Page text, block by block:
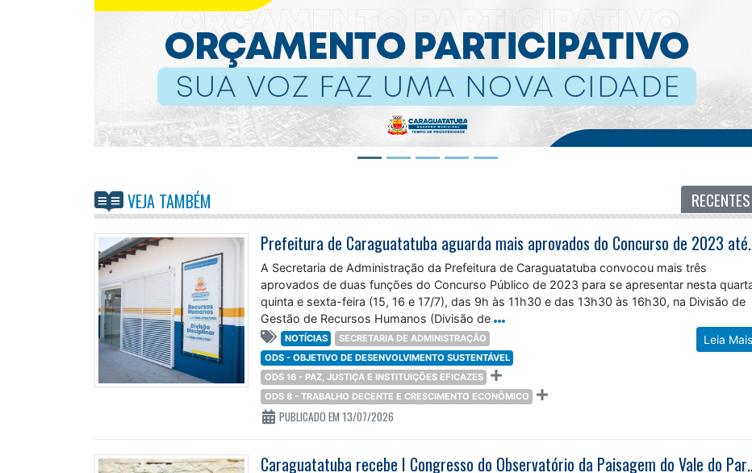
VEJA TAMBÉM RECENTES
A Secretaria de Administração da Prefeitura de Caraguatatuba convocou mais três
aprovados de duas funções do Concurso Público de 2023 para se apresentar nesta quarta,
quinta e sexta-feira (15, 16 e 17/7), das 9h às 11h30 e das 13h30 às 16h30, na Divisão de
Gestão de Recursos Humanos (Divisão de
Leia Mais
NOTÍCIAS
SECRETARIA DE ADMINISTRAÇÃO
ODS - OBJETIVO DE DESENVOLVIMENTO SUSTENTÁVEL
ODS 16 - PAZ, JUSTIÇA E INSTITUIÇÕES EFICAZES
ODS 8 - TRABALHO DECENTE E CRESCIMENTO ECONÔMICO
PUBLICADO EM 13/07/2026